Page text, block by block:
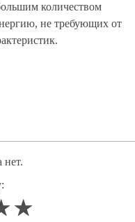
количеством
не требующих от
нет.